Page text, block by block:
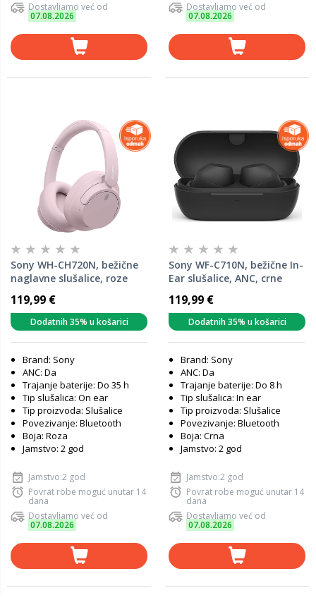
Dostavljamo već od
07.08.2026
Dostavljamo već od
07.08.2026
Sony WH-CH720N, bežične
naglavne slušalice, roze
119,99 €
Dodatnih 35% u košarici
Brand: Sony
ANC: Da
Trajanje baterije: Do 35 h
Tip slušalica: On ear
Tip proizvoda: Slušalice
Povezivanje: Bluetooth
Boja: Roza
Jamstvo: 2 god
Jamstvo:2 god
Povrat robe moguć unutar 14
dana
Dostavljamo već od
07.08.2026
Sony WF-C710N, bežične In-
Ear slušalice, ANC, crne
119,99 €
Dodatnih 35% u košarici
Brand: Sony
ANC: Da
Trajanje baterije: Do 8 h
Tip slušalica: In ear
Tip proizvoda: Slušalice
Povezivanje: Bluetooth
Boja: Crna
Jamstvo: 2 god
Jamstvo:2 god
Povrat robe moguć unutar 14
dana
Dostavljamo već od
07.08.2026